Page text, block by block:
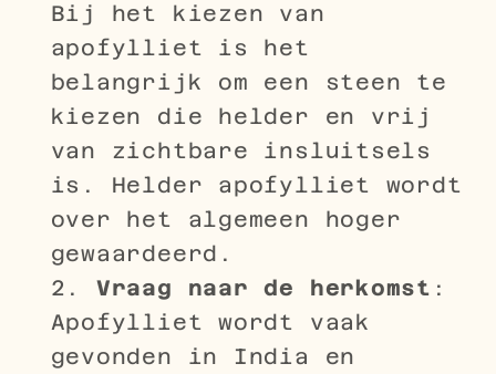
Bij het kiezen van
apofylliet is het
belangrijk om een steen te
kiezen die helder en vrij
van zichtbare insluitsels
is. Helder apofylliet wordt
over het algemeen hoger
gewaardeerd.
Vraag naar de herkomst :
Apofylliet wordt vaak
gevonden in India en